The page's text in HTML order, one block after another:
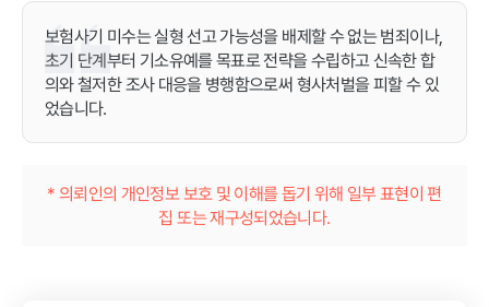
보험사기 미수는 실형 선고 가능성을 배제할 수 없는 범죄이나,
초기 단계부터 기소유예를 목표로 전략을 수립하고 신속한 합
의와 철저한 조사 대응을 병행함으로써 형사처벌을 피할 수 있
었습니다.
* 의뢰인의 개인정보 보호 및 이해를 돕기 위해 일부 표현이 편
집 또는 재구성되었습니다.